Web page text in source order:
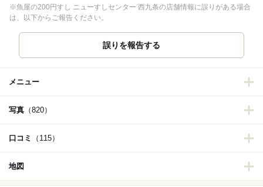
※魚屋の200円すし ニューすしセンター 西九条の店舗情報に誤りがある場合
は、以下からご報告ください。
誤りを報告する
メニュー
写真 （820）
口コミ （115）
地図